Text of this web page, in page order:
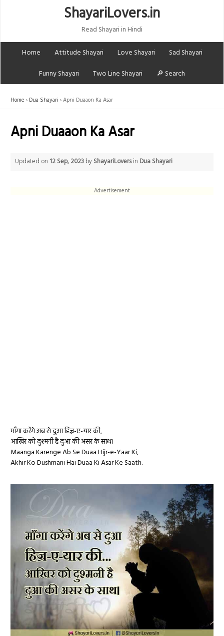
ShayariLovers.in
Read Shayari in Hindi
Home
Attitude Shayari Love Shayari
Sad Shayari
Funny Shayari
Two Line Shayari 🔎 Search
Home Dua Shayari Apni Duaaon Ka Asar
Apni Duaaon Ka Asar
Updated on 12 Sep, 2023 by ShayariLoversin Dua Shayari
Advertisement
माँगा करेंगे अब से दुआ हिज्र-ए-यार की,
आखिर को दुश्मनी है दुआ की असर के साथ।
Maanga Karenge Ab Se Duaa Hijr-e-Yaar Ki,
Akhir Ko Dushmani Hai Duaa Ki Asar Ke Saath.